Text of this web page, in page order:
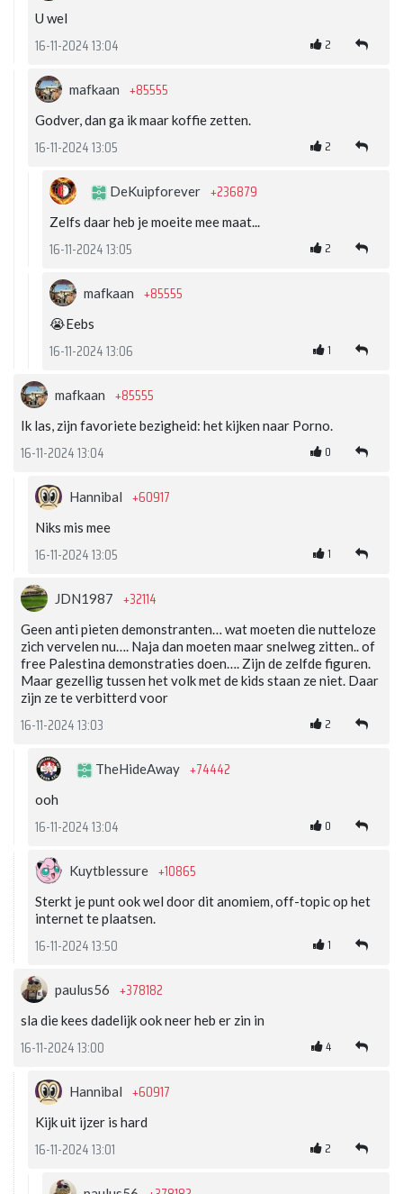
U wel
16-11-2024 13:04 2
mafkaan +85555
Godver, dan ga ik maar koffie zetten.
16-11-2024 13:05 2
DeKuipforever +236879
Zelfs daar heb je moeite mee maat...
16-11-2024 13:05 2
mafkaan +85555
😭Eebs
16-11-2024 13:06 1
mafkaan +85555
Ik las, zijn favoriete bezigheid: het kijken naar Porno.
16-11-2024 13:04 0
Hannibal +60917
Niks mis mee
16-11-2024 13:05 1
JDN1987 +32114
Geen anti pieten demonstranten… wat moeten die nutteloze
zich vervelen nu…. Naja dan moeten maar snelweg zitten.. of
free Palestina demonstraties doen…. Zijn de zelfde figuren.
Maar gezellig tussen het volk met de kids staan ze niet. Daar
zijn ze te verbitterd voor
16-11-2024 13:03 2
TheHideAway +74442
ooh
16-11-2024 13:04 0
Kuytblessure +10865
Sterkt je punt ook wel door dit anomiem, off-topic op het
internet te plaatsen.
16-11-2024 13:50 1
paulus56 +378182
sla die kees dadelijk ook neer heb er zin in
16-11-2024 13:00 4
Hannibal +60917
Kijk uit ijzer is hard
16-11-2024 13:01 2